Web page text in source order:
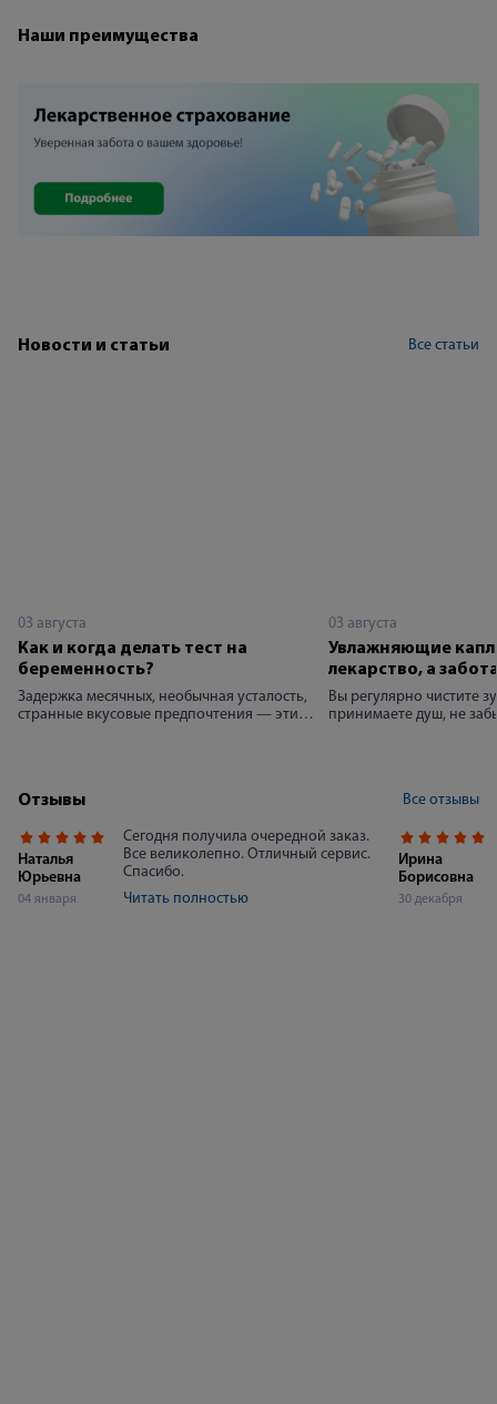
Наши преимущества
Новости и статьи Все статьи
03 августа
Как и когда делать тест на
беременность?
Задержка месячных, необычная усталость,
странные вкусовые предпочтения — эти
новость может стать неожиданностью.
узнать ответ в домашних условиях за
несколько минут. Однако точность
исследования напрямую зависит от
правильного выбора времени и
соблюдения инструкции.
03 августа
Увлажняющие
лекарство, а
Вы регулярно чистите
принимаете душ, не
способствующего
Отзывы Все отзывы
Наталья
Юрьевна
04 января
Сегодня получила очередной заказ.
Все великолепно. Отличный сервис.
Спасибо.
Читать полностью
Ирина
Борисовна
30 декабря